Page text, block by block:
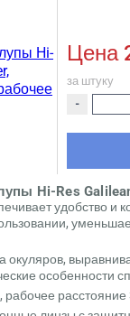
Hi-Res
удобство и
окуляров,
особенности
рабочее расстояние
Цена
за штуку
-